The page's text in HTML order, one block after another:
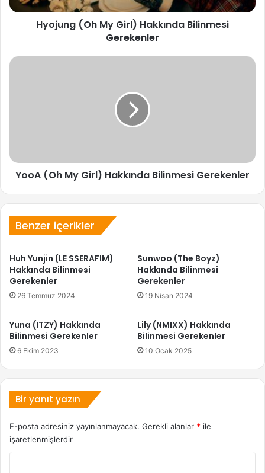
Hyojung (Oh My Girl) Hakkında Bilinmesi
Gerekenler
YooA
YooA (Oh My Girl) Hakkında Bilinmesi Gerekenler
Benzer içerikler
Huh Yunjin (LE SSERAFIM)
Hakkında Bilinmesi
Gerekenler
26 Temmuz 2024
Sunwoo (The Boyz)
Hakkında Bilinmesi
Gerekenler
19 Nisan 2024
Yuna (ITZY) Hakkında
Bilinmesi Gerekenler
6 Ekim 2023
Lily (NMIXX) Hakkında
Bilinmesi Gerekenler
10 Ocak 2025
Bir yanıt yazın
E-posta adresiniz yayınlanmayacak. Gerekli alanlar * ile
işaretlenmişlerdir